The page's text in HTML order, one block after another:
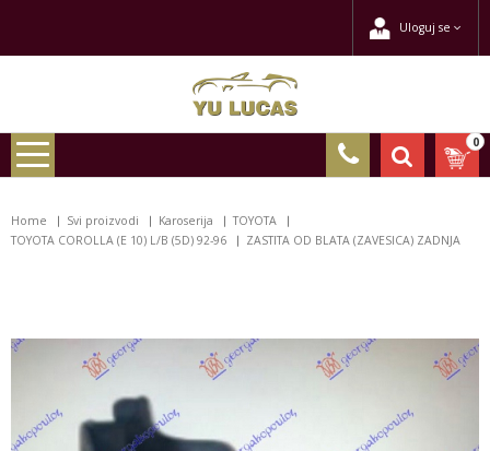
Uloguj se
0
Home Svi proizvodi Karoserija
TOYOTA
TOYOTA COROLLA (E 10) L/B (5D) 92-96
ZASTITA OD BLATA (ZAVESICA) ZADNJA